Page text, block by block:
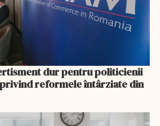
dur pentru politicienii
reformele întârziate din